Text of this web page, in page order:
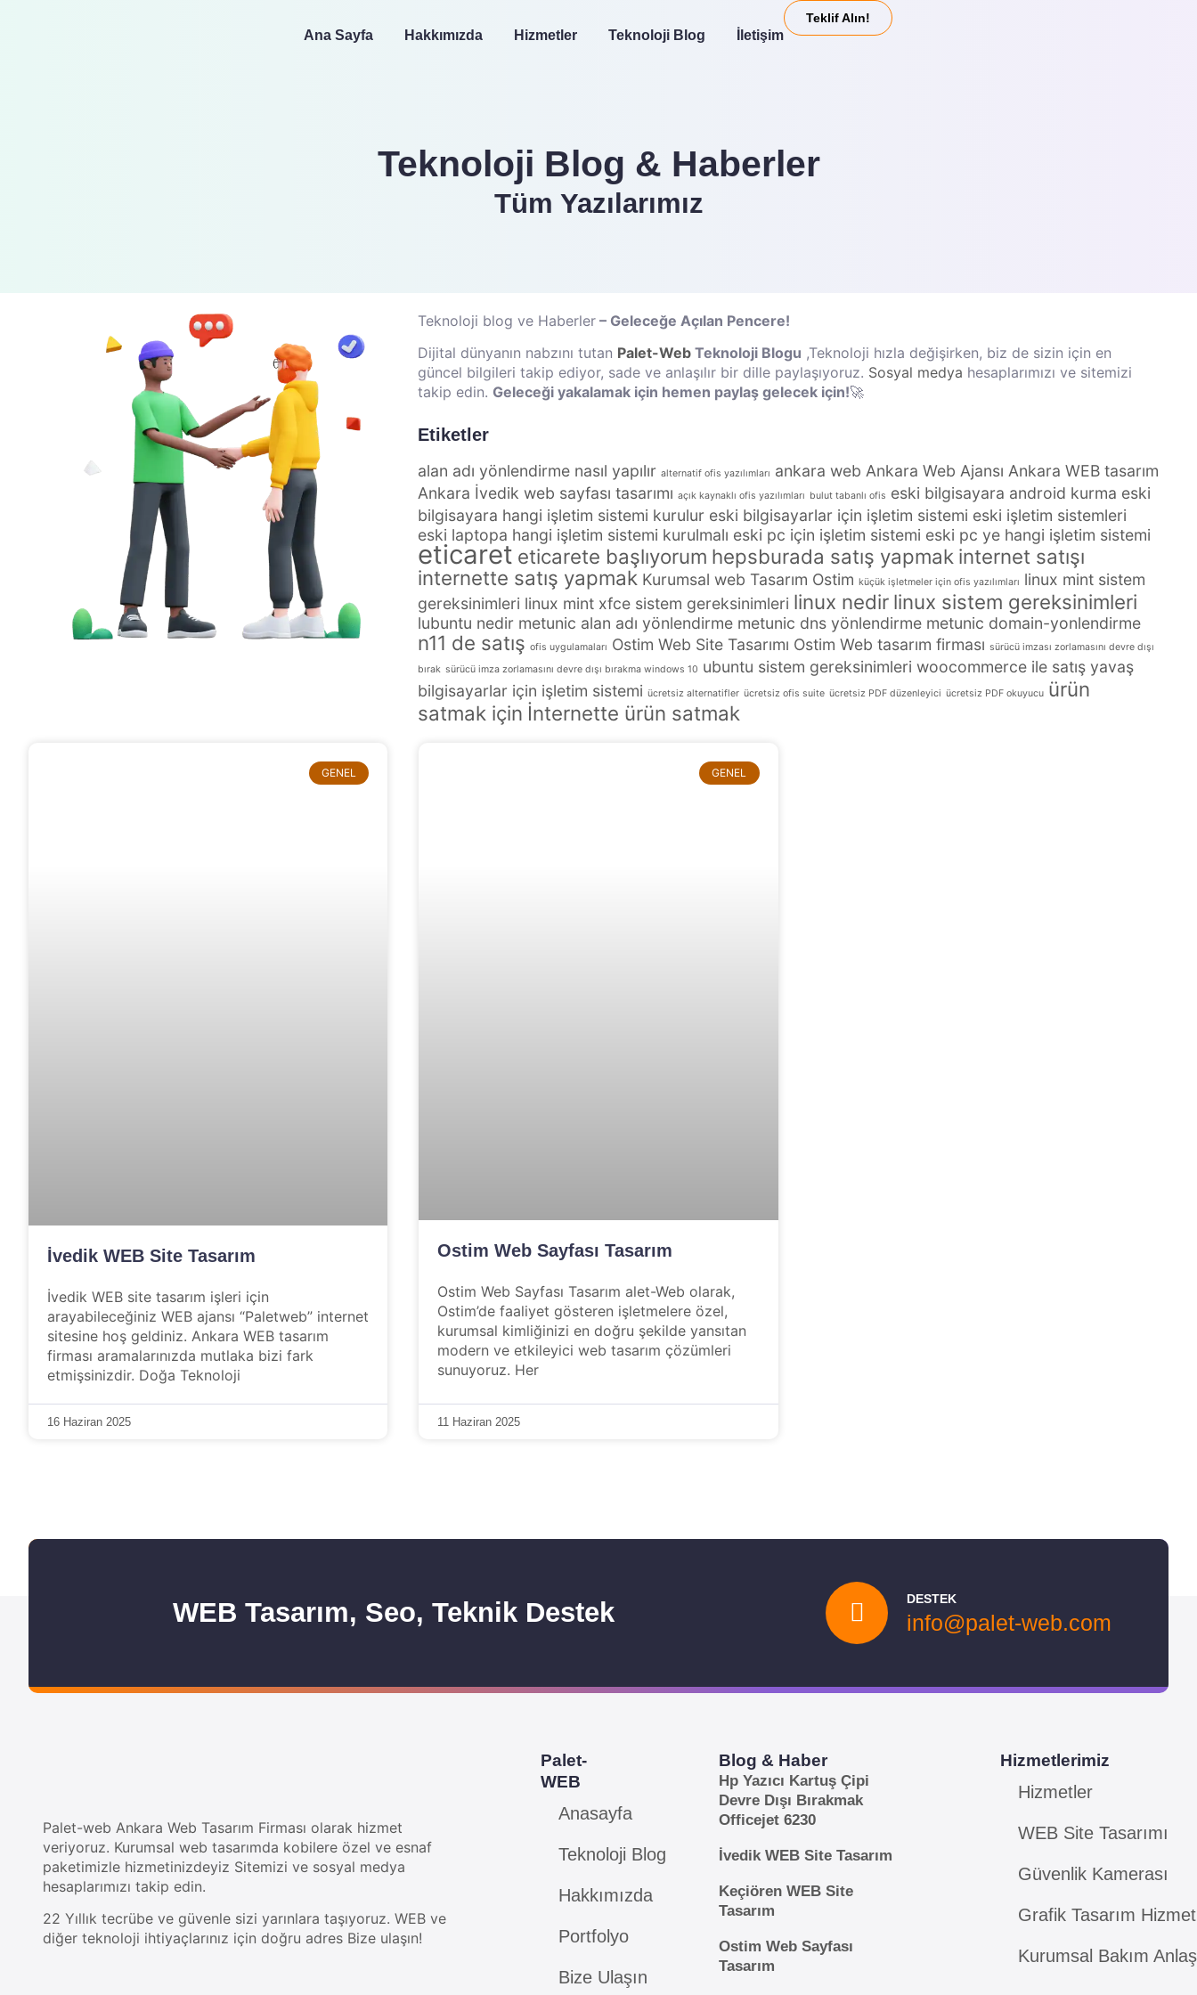
Ana Sayfa Hakkımızda Hizmetler Teknoloji Blog İletişim
Teklif Alın!
Teknoloji Blog & Haberler
Tüm Yazılarımız
Teknoloji blog ve Haberler– Geleceğe Açılan Pencere!
Dijital dünyanın nabzını tutan Palet-WebTeknoloji Blogu ,Teknoloji hızla değişirken, biz de sizin için en
güncel bilgileri takip ediyor, sade ve anlaşılır bir dille paylaşıyoruz. Sosyal medya hesaplarımızı ve sitemizi
takip edin. Geleceği yakalamak için hemen paylaş gelecek için!🚀
Etiketler
alan adı yönlendirme nasıl yapılır alternatif ofis yazılımları ankara web Ankara Web Ajansı Ankara WEB tasarım
Ankara İvedik web sayfası tasarımı açık kaynaklı ofis yazılımları bulut tabanlı ofis eski bilgisayara android kurma eski
bilgisayara hangi işletim sistemi kurulur eski bilgisayarlar için işletim sistemi eski işletim sistemleri
eski laptopa hangi işletim sistemi kurulmalı eski pc için işletim sistemi eski pc ye hangi işletim sistemi
eticaret eticarete başlıyorum hepsburada satış yapmak internet satışı
internette satış yapmak Kurumsal web Tasarım Ostim küçük işletmeler için ofis yazılımları linux mint sistem
gereksinimleri linux mint xfce sistem gereksinimleri linux nedir linux sistem gereksinimleri
lubuntu nedir metunic alan adı yönlendirme metunic dns yönlendirme metunic domain-yonlendirme
n11 de satış ofis uygulamaları Ostim Web Site Tasarımı Ostim Web tasarım firması sürücü imzası zorlamasını devre dışı
bırak sürücü imza zorlamasını devre dışı bırakma windows 10 ubuntu sistem gereksinimleri woocommerce ile satış yavaş
bilgisayarlar için işletim sistemi ücretsiz alternatifler ücretsiz ofis suite ücretsiz PDF düzenleyici ücretsiz PDF okuyucu ürün
satmak için İnternette ürün satmak
GENEL
İvedik WEB Site Tasarım
İvedik WEB site tasarım işleri için
arayabileceğiniz WEB ajansı “Paletweb” internet
sitesine hoş geldiniz. Ankara WEB tasarım
firması aramalarınızda mutlaka bizi fark
etmişsinizdir. Doğa Teknoloji
16 Haziran 2025
GENEL
Ostim Web Sayfası Tasarım
Ostim Web Sayfası Tasarım alet-Web olarak,
Ostim’de faaliyet gösteren işletmelere özel,
kurumsal kimliğinizi en doğru şekilde yansıtan
modern ve etkileyici web tasarım çözümleri
sunuyoruz. Her
11 Haziran 2025
WEB Tasarım, Seo, Teknik Destek DESTEK
info@palet-web.com
Palet-web Ankara Web Tasarım Firması olarak hizmet
veriyoruz. Kurumsal web tasarımda kobilere özel ve esnaf
paketimizle hizmetinizdeyiz Sitemizi ve sosyal medya
hesaplarımızı takip edin.
22 Yıllık tecrübe ve güvenle sizi yarınlara taşıyoruz. WEB ve
diğer teknoloji ihtiyaçlarınız için doğru adres Bize ulaşın!
Palet-
WEB
Anasayfa
Teknoloji Blog
Hakkımızda
Portfolyo
Bize Ulaşın
Blog & Haber
Hp Yazıcı Kartuş Çipi
Devre Dışı Bırakmak
Officejet 6230
İvedik WEB Site Tasarım
Keçiören WEB Site
Tasarım
Ostim Web Sayfası
Tasarım
Hizmetlerimiz
Hizmetler
WEB Site Tasarımı
Güvenlik Kamerası
Grafik Tasarım
Kurumsal Bakım